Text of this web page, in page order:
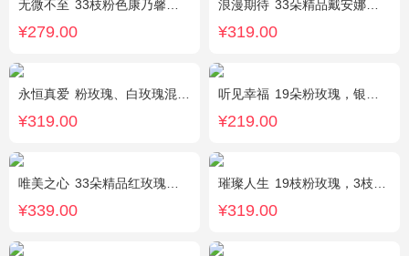
无微不至 33枝粉色康乃馨，石竹梅围绕
¥279.00
浪漫期待 33朵精品戴安娜粉玫瑰，叶上黄金适量搭配。
¥319.00
永恒真爱 粉玫瑰、白玫瑰混搭，共33朵，桔梗、尤加利搭配
¥319.00
听见幸福 19朵粉玫瑰，银叶菊间插，搭配满天星
¥219.00
唯美之心 33朵精品红玫瑰，搭配适量相思梅。
¥339.00
璀璨人生 19枝粉玫瑰，3枝向日葵，绿叶搭配
¥319.00